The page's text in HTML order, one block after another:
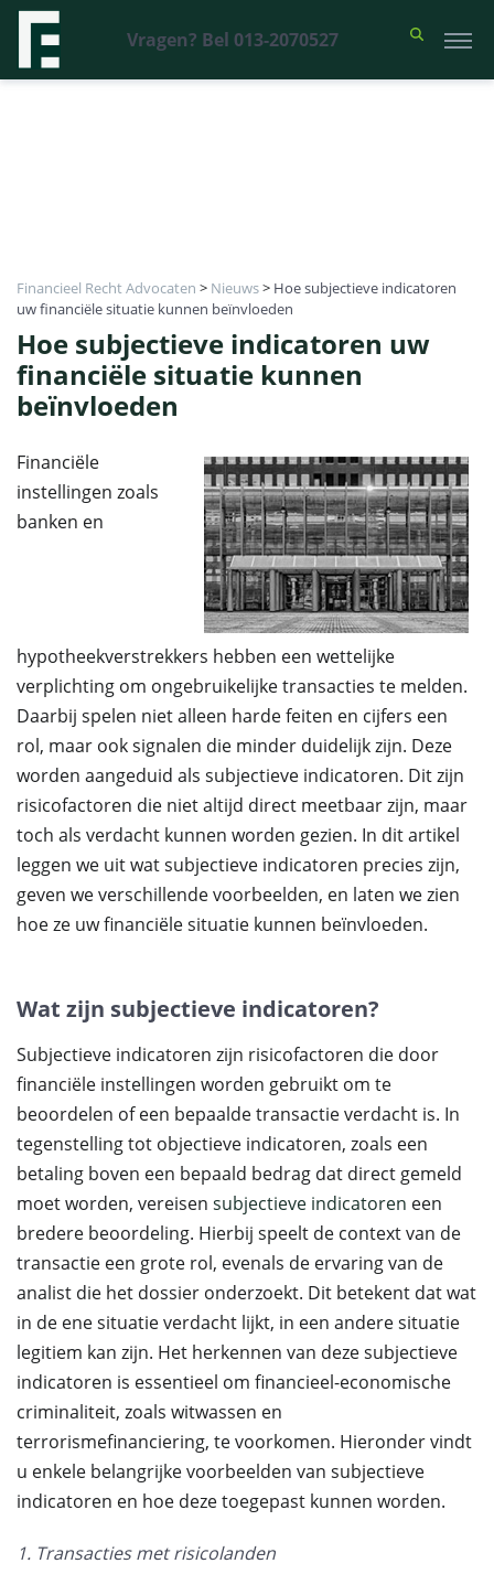
Vragen? Bel 013-2070527
Financieel Recht Advocaten > Nieuws> Hoe subjectieve indicatoren
uw financiële situatie kunnen beïnvloeden
Hoe subjectieve indicatoren uw
financiële situatie kunnen
beïnvloeden
Financiële
instellingen zoals
banken en
hypotheekverstrekkers hebben een wettelijke
verplichting om ongebruikelijke transacties te melden.
Daarbij spelen niet alleen harde feiten en cijfers een
rol, maar ook signalen die minder duidelijk zijn. Deze
worden aangeduid als subjectieve indicatoren. Dit zijn
risicofactoren die niet altijd direct meetbaar zijn, maar
toch als verdacht kunnen worden gezien. In dit artikel
leggen we uit wat subjectieve indicatoren precies zijn,
geven we verschillende voorbeelden, en laten we zien
hoe ze uw financiële situatie kunnen beïnvloeden.
Wat zijn subjectieve indicatoren?
Subjectieve indicatoren zijn risicofactoren die door
financiële instellingen worden gebruikt om te
beoordelen of een bepaalde transactie verdacht is. In
tegenstelling tot objectieve indicatoren, zoals een
betaling boven een bepaald bedrag dat direct gemeld
moet worden, vereisen subjectieve indicatoren een
bredere beoordeling. Hierbij speelt de context van de
transactie een grote rol, evenals de ervaring van de
analist die het dossier onderzoekt. Dit betekent dat wat
in de ene situatie verdacht lijkt, in een andere situatie
legitiem kan zijn. Het herkennen van deze subjectieve
indicatoren is essentieel om financieel-economische
criminaliteit, zoals witwassen en
terrorismefinanciering, te voorkomen. Hieronder vindt
u enkele belangrijke voorbeelden van subjectieve
indicatoren en hoe deze toegepast kunnen worden.
1. Transacties met risicolanden